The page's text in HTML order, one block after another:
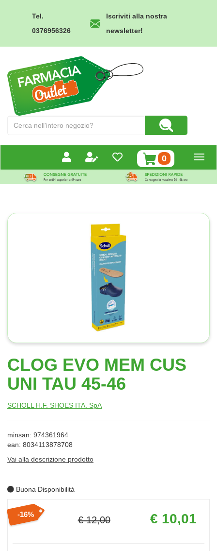
Tel.
0376956326
Iscriviti alla nostra
newsletter!
Outlet
Prodotto
Cerca Prodotto
0prodotti
inseriti
CLOG EVO MEM CUS
UNI TAU 45-46
SCHOLL H.F. SHOES ITA. SpA
minsan: 974361964
ean: 8034113878708
Vai alla descrizione prodotto
Buona Disponibilità
Sconto
16%
€ 12,00
Prezzo
scontato
€ 10,01